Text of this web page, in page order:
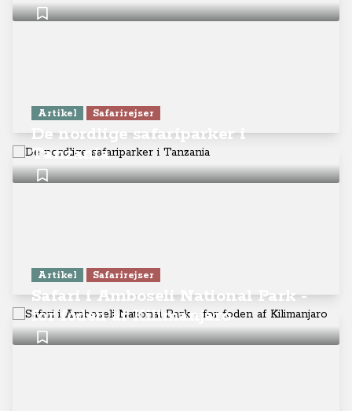
Artikel Safarirejser
De nordlige safariparker i
Tanzania
Artikel Safarirejser
Safari i Amboseli National Park -
for foden af Kilimanjaro